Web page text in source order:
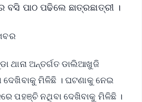
ବସି ପାଠ ପଢିଲେ ଛାତ୍ରଛାତ୍ରୀ ।
ଥାନା ଅନ୍ତର୍ଗତ ଡାଲିଆଖୁଜି
ଦେଖିବାକୁ ମିଳିଛି । ଘଟଣାକୁ ନେଇ
ପହଞ୍ଚି ନଥିବା ଦେଖିବାକୁ ମିଳିଛି ।